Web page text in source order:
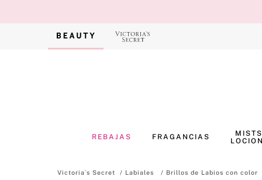
REBAJAS FRAGANCIAS
Labiales Brillos de Labios con color